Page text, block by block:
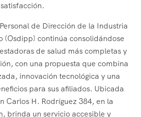
de Dirección de la Industria
(Osdipp) continúa consolidándose
de salud más completas y
con una propuesta que combina
innovación tecnológica y una
para sus afiliados. Ubicada
Carlos H. Rodríguez 384, en la
brinda un servicio accesible y